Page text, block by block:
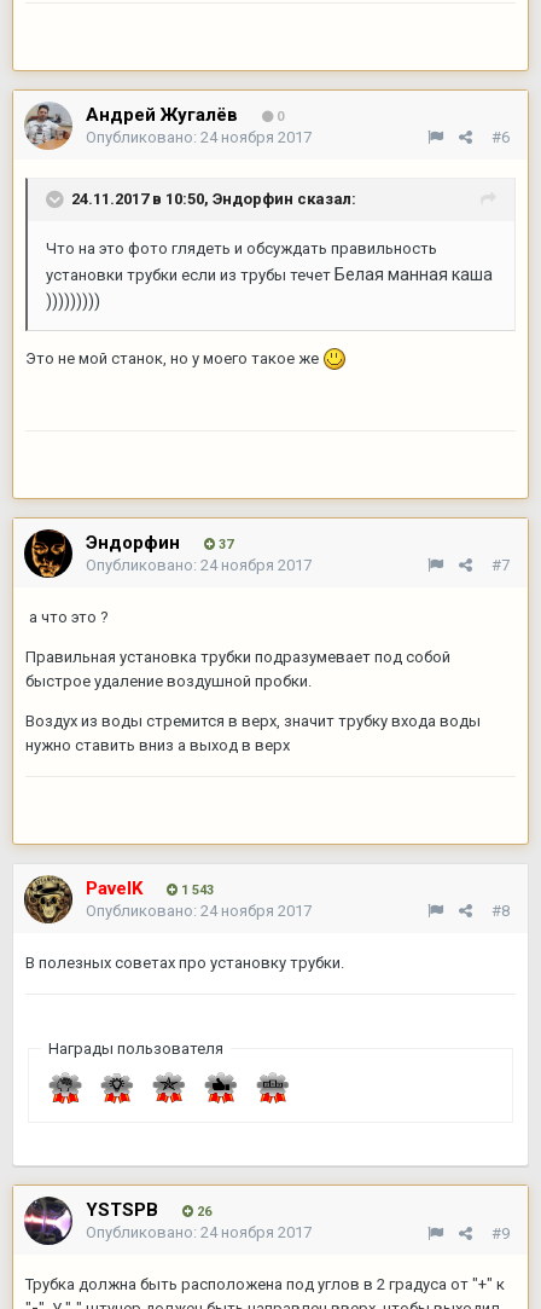
Андрей Жугалёв 0
#6
Опубликовано: 24 ноября 2017
24.11.2017 в 10:50, Эндорфин сказал:
Что на это фото глядеть и обсуждать правильность
установки трубки если из трубы течет Белая манная каша
)))))))))
Это не мой станок, но у моего такое же
Эндорфин 37
#7
Опубликовано: 24 ноября 2017
а что это ?
Правильная установка трубки подразумевает под собой
быстрое удаление воздушной пробки.
Воздух из воды стремится в верх, значит трубку входа воды
нужно ставить вниз а выход в верх
PavelK 1 543
#8
Опубликовано: 24 ноября 2017
В полезных советах про установку трубки.
Награды пользователя
YSTSPB 26
#9
Опубликовано: 24 ноября 2017
Трубка должна быть расположена под углов в 2 градуса от "+" к